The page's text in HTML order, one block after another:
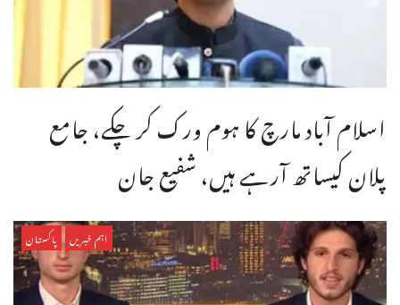
اسلام آباد مارچ کا ہوم ورک کر چکے، جامع
پلان کیساتھ آرہے ہیں، شفیع جان
اہم خبریں پاکستان